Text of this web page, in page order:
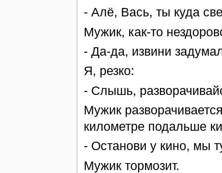
- Алё, Вась, ты куда
Мужик, как-то
- Да-да, извини
Я, резко:
- Слышь,
Мужик
километре подальше
- Останови у кино, мы
Мужик тормозит.